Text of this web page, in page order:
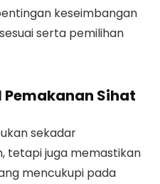
keseimbangan
serta pemilihan
Sihat
sekadar
tetapi juga memastikan
mencukupi pada